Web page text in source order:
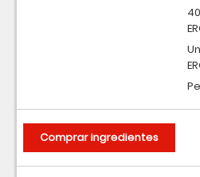
Comprar ingredientes